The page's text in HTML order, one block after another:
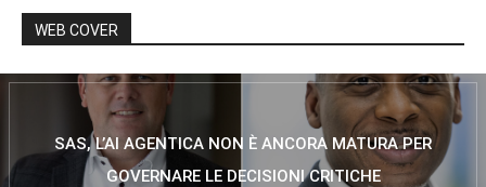
WEB COVER
SAS, L’AI AGENTICA NON È ANCORA MATURA PER
GOVERNARE LE DECISIONI CRITICHE